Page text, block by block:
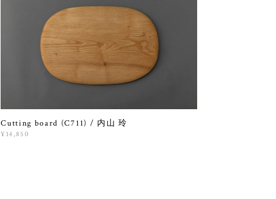
Cutting board (C711) / 内山 玲
¥14,850